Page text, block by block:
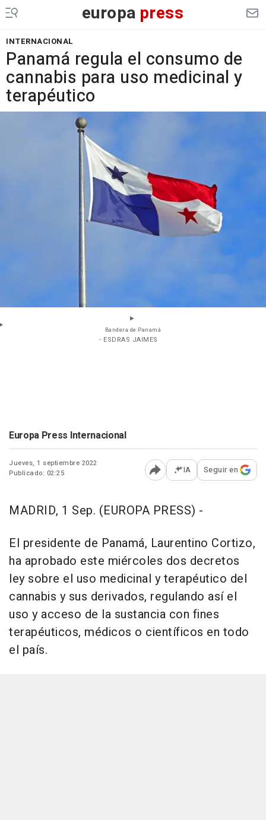
europa press
INTERNACIONAL
Panamá regula el consumo de
cannabis para uso medicinal y
terapéutico
Bandera de Panamá
- ESDRAS JAIMES
Europa Press Internacional
Jueves, 1 septiembre 2022
Publicado: 02:25
Abrir opciones para
IA Seguir en
MADRID, 1 Sep. (EUROPA PRESS) -
El presidente de Panamá, Laurentino Cortizo,
ha aprobado este miércoles dos decretos
ley sobre el uso medicinal y terapéutico del
cannabis y sus derivados, regulando así el
uso y acceso de la sustancia con fines
terapéuticos, médicos o científicos en todo
el país.